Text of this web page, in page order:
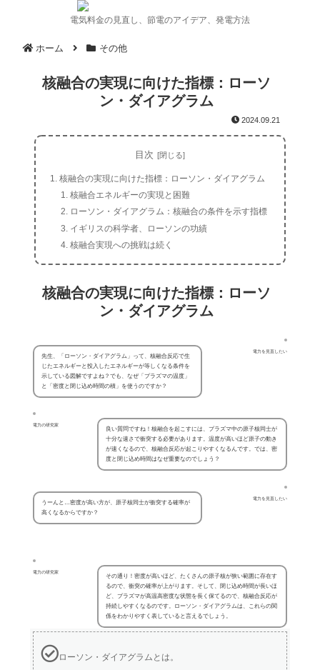
電気料金の見直し、節電のアイデア、発電方法
ホーム その他
核融合の実現に向けた指標：ローソ
ン・ダイアグラム
2024.09.21
目次
核融合の実現に向けた指標：ローソン・ダイアグラム
核融合エネルギーの実現と困難
ローソン・ダイアグラム：核融合の条件を示す指標
イギリスの科学者、ローソンの功績
核融合実現への挑戦は続く
核融合の実現に向けた指標：ローソ
ン・ダイアグラム
電力を見直したい
先生、「ローソン・ダイアグラム」って、核融合反応で生
じたエネルギーと投入したエネルギーが等しくなる条件を
示している図解ですよね？でも、なぜ「プラズマの温度」
と「密度と閉じ込め時間の積」を使うのですか？
電力の研究家
良い質問ですね！核融合を起こすには、プラズマ中の原子核同士が
十分な速さで衝突する必要があります。温度が高いほど原子の動き
が速くなるので、核融合反応が起こりやすくなるんです。では、密
度と閉じ込め時間はなぜ重要なのでしょう？
電力を見直したい
うーんと…密度が高い方が、原子核同士が衝突する確率が
高くなるからですか？
電力の研究家
その通り！密度が高いほど、たくさんの原子核が狭い範囲に存在す
るので、衝突の確率が上がります。そして、閉じ込め時間が長いほ
ど、プラズマが高温高密度な状態を長く保てるので、核融合反応が
持続しやすくなるのです。ローソン・ダイアグラムは、これらの関
係をわかりやすく表していると言えるでしょう。
ローソン・ダイアグラムとは。